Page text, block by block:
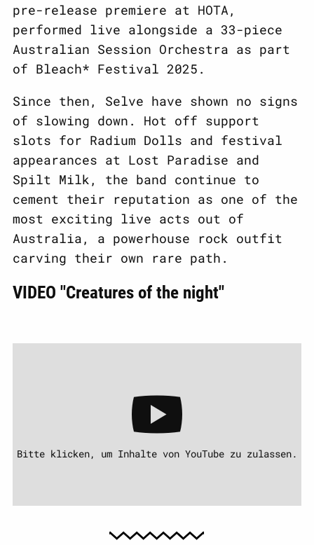
pre-release premiere at HOTA,
performed live alongside a 33-piece
Australian Session Orchestra as part
of Bleach* Festival 2025.
Since then, Selve have shown no signs
of slowing down. Hot off support
slots for Radium Dolls and festival
appearances at Lost Paradise and
Spilt Milk, the band continue to
cement their reputation as one of the
most exciting live acts out of
Australia, a powerhouse rock outfit
carving their own rare path.
VIDEO "Creatures of the night"
Bitte klicken, um Inhalte von YouTube zu zulassen.